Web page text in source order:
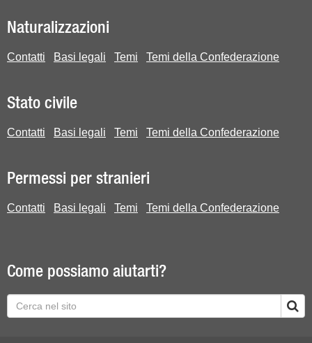
Naturalizzazioni
Contatti Basi legali Temi Temi della Confederazione
Stato civile
Contatti Basi legali Temi Temi della Confederazione
Permessi per stranieri
Contatti Basi legali Temi Temi della Confederazione
Come possiamo aiutarti?